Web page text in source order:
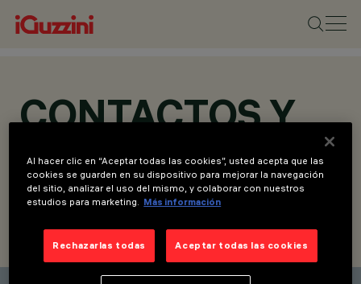
CONTACTOS Y
UBICACIONES
ENCUENTRA UN CONTACTO ENVIAR SOLICITUD
Al hacer clic en “Aceptar todas las cookies”, usted acepta que las
cookies se guarden en su dispositivo para mejorar la navegación
del sitio, analizar el uso del mismo, y colaborar con nuestros
estudios para marketing.
Más información
Rechazarlas todas Aceptar todas las cookies